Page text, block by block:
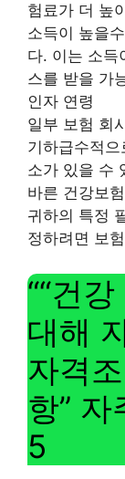
험료가 더 높
소득이 높을
다. 이는 소득
스를 받을 가
인자 연령
일부 보험 회
기하급수적
소가 있을 수
바른 건강보
귀하의 특정
정하려면 보
““건
대해
자격
항” 자
5